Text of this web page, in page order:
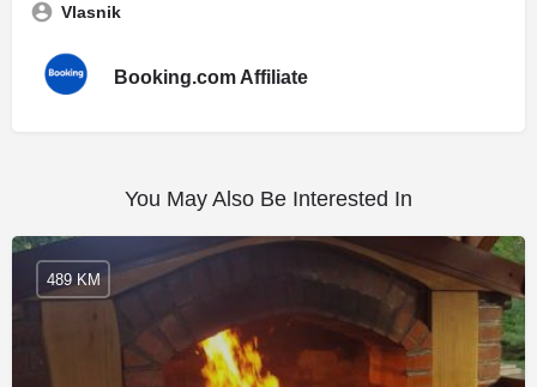
Vlasnik
Booking.com Affiliate
You May Also Be Interested In
489 KM